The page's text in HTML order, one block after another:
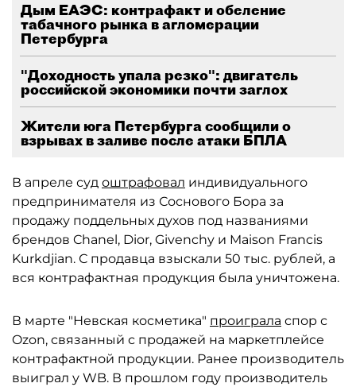
Дым ЕАЭС: контрафакт и обеление
табачного рынка в агломерации
Петербурга
"Доходность упала резко": двигатель
российской экономики почти заглох
Жители юга Петербурга сообщили о
взрывах в заливе после атаки БПЛА
В апреле суд оштрафовал индивидуального
предпринимателя из Соснового Бора за
продажу поддельных духов под названиями
брендов Chanel, Dior, Givenchy и Maison Francis
Kurkdjian. С продавца взыскали 50 тыс. рублей, а
вся контрафактная продукция была уничтожена.
В марте "Невская косметика" проиграла спор с
Ozon, связанный с продажей на маркетплейсе
контрафактной продукции. Ранее производитель
выиграл у WB. В прошлом году производитель